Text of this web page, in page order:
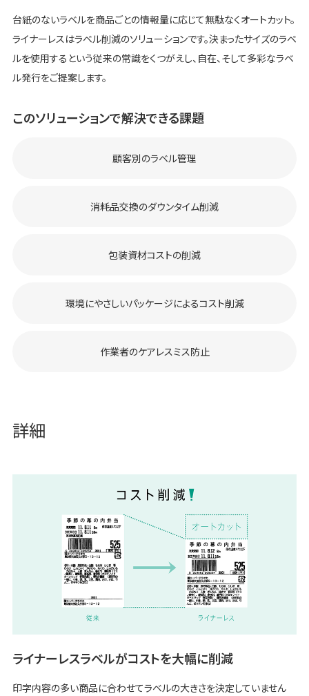
台紙のないラベルを商品ごとの情報量に応じて無駄なくオートカット。
ライナーレスはラベル削減のソリューションです。決まったサイズのラベ
ルを使用するという従来の常識をくつがえし、自在、そして多彩なラベ
ル発行をご提案します。
このソリューションで解決できる課題
顧客別のラベル管理
消耗品交換のダウンタイム削減
包装資材コストの削減
環境にやさしいパッケージによるコスト削減
作業者のケアレスミス防止
詳細
ライナーレスラベルがコストを大幅に削減
印字内容の多い商品に合わせてラベルの大きさを決定していません